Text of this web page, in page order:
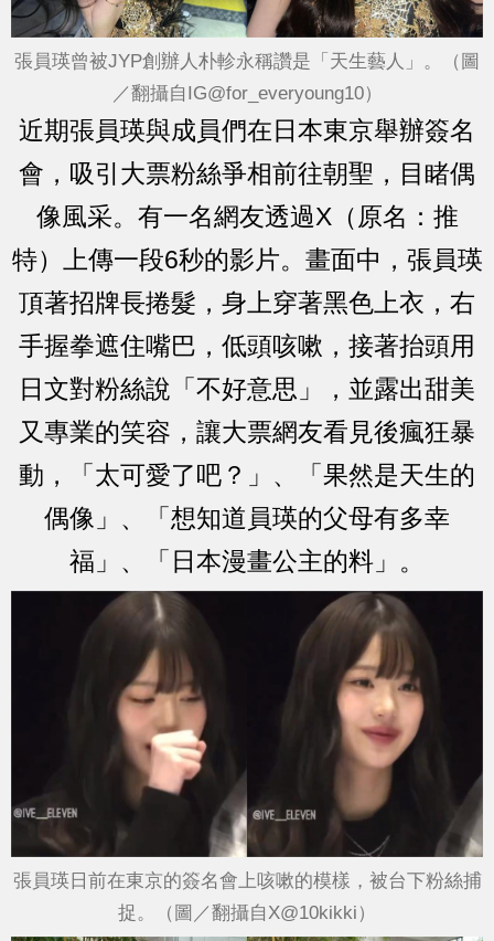
張員瑛曾被JYP創辦人朴軫永稱讚是「天生藝人」。（圖
／翻攝自IG@for_everyoung10）
近期張員瑛與成員們在日本東京舉辦簽名
會，吸引大票粉絲爭相前往朝聖，目睹偶
像風采。有一名網友透過X（原名：推
特）上傳一段6秒的影片。畫面中，張員瑛
頂著招牌長捲髮，身上穿著黑色上衣，右
手握拳遮住嘴巴，低頭咳嗽，接著抬頭用
日文對粉絲說「不好意思」，並露出甜美
又專業的笑容，讓大票網友看見後瘋狂暴
動，「太可愛了吧？」、「果然是天生的
偶像」、「想知道員瑛的父母有多幸
福」、「日本漫畫公主的料」。
張員瑛日前在東京的簽名會上咳嗽的模樣，被台下粉絲捕
捉。（圖／翻攝自X@10kikki）